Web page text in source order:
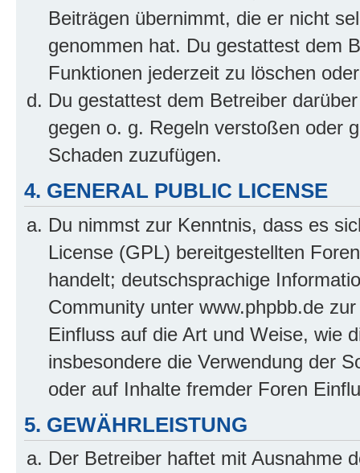
Beiträgen übernimmt, die er nicht
genommen hat. Du gestattest dem
Funktionen jederzeit zu löschen
Du gestattest dem Betreiber
gegen o. g. Regeln verstoßen oder
Schaden zuzufügen.
4. GENERAL PUBLIC LICENSE
Du nimmst zur Kenntnis, dass es
License (GPL) bereitgestellten
handelt; deutschsprachige
Community unter www.phpbb.de
Einfluss auf die Art und Weise, wie
insbesondere die Verwendung der
oder auf Inhalte fremder Foren
5. GEWÄHRLEISTUNG
Der Betreiber haftet mit Ausnahme